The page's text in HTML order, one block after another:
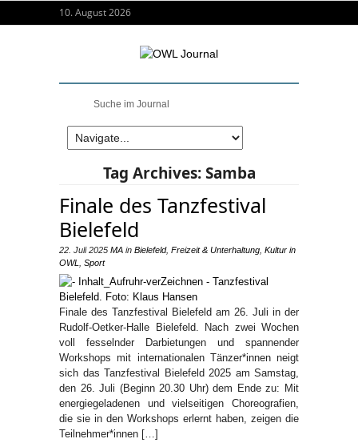
10. August 2026
Tag Archives:Samba
Finale des Tanzfestival
Bielefeld
22. Juli 2025 MA in Bielefeld, Freizeit & Unterhaltung Kultur in
OWL
Sport
Finale des Tanzfestival Bielefeld am 26. Juli in der
Rudolf-Oetker-Halle Bielefeld. Nach zwei Wochen
voll fesselnder Darbietungen und spannender
Workshops mit internationalen Tänzer*innen neigt
sich das Tanzfestival Bielefeld 2025 am Samstag,
den 26. Juli (Beginn 20.30 Uhr) dem Ende zu: Mit
energiegeladenen und vielseitigen Choreografien,
die sie in den Workshops erlernt haben, zeigen die
Teilnehmer*innen […]